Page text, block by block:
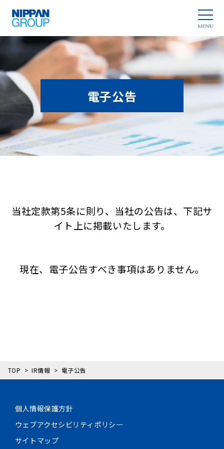
電子公告
当社定款第5条に則り、当社の公告は、下記サ
イト上に掲載いたします。
現在、電子公告すべき事項はありません。
TOP IR情報 電子公告
個人情報保護方針
ウェブアクセシビリティポリシー
サイトマップ